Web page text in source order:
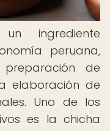
ingrediente
peruana,
de
elaboración de
Uno de los
es la chicha